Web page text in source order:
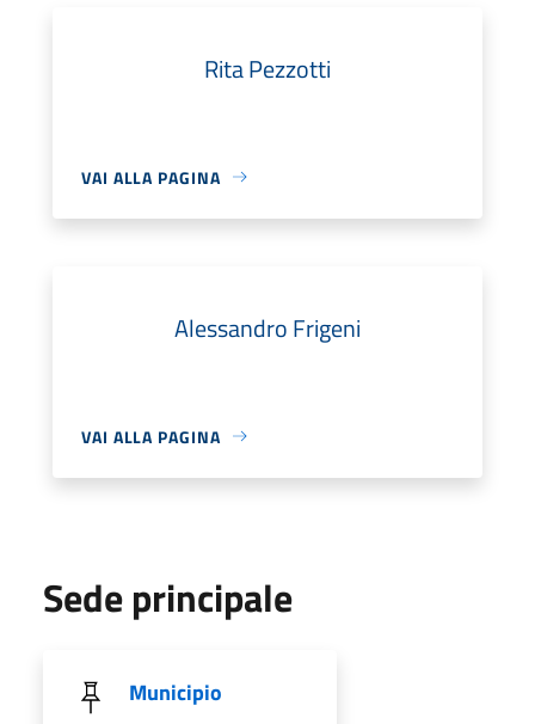
Rita Pezzotti
VAI ALLA PAGINA
Alessandro Frigeni
VAI ALLA PAGINA
Sede principale
Municipio